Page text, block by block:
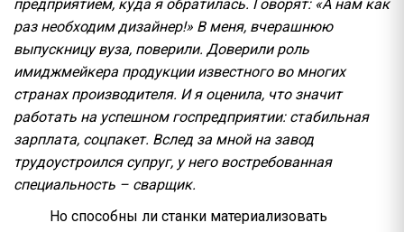
предприятием, куда я обратилась. Говорят: «А нам как
раз необходим дизайнер!» В меня, вчерашнюю
выпускницу вуза, поверили. Доверили роль
имиджмейкера продукции известного во многих
странах производителя. И я оценила, что значит
работать на успешном госпредприятии: стабильная
зарплата, соцпакет. Вслед за мной на завод
трудоустроился супруг, у него востребованная
специальность – сварщик.
Но способны ли станки материализовать